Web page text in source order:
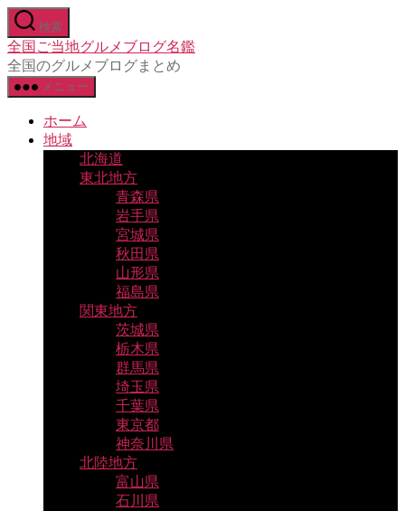
コ
ン
テ
ン
ツ
検索
全国ご当地グルメブログ名鑑
全国のグルメブログまとめ
メニュー
ホーム
地域
北海道
東北地方
青森県
岩手県
宮城県
秋田県
山形県
福島県
関東地方
茨城県
栃木県
群馬県
埼玉県
千葉県
東京都
神奈川県
北陸地方
富山県
石川県